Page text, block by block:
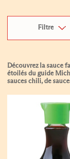
Filtre
Découvrez la sauce
étoilés du guide
sauces chili, de